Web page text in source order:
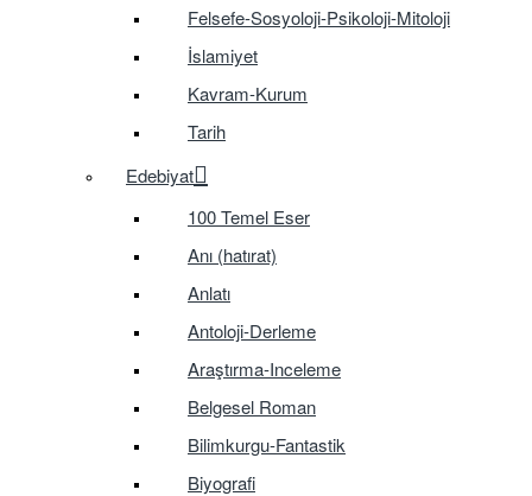
Felsefe-Sosyoloji-Psikoloji-Mitoloji
İslamiyet
Kavram-Kurum
Tarih
Edebiyat
100 Temel Eser
Anı (hatırat)
Anlatı
Antoloji-Derleme
Araştırma-Inceleme
Belgesel Roman
Bilimkurgu-Fantastik
Biyografi